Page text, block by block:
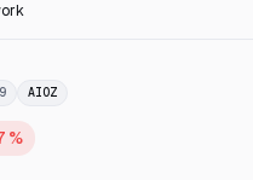
открытый
AIOZ
%